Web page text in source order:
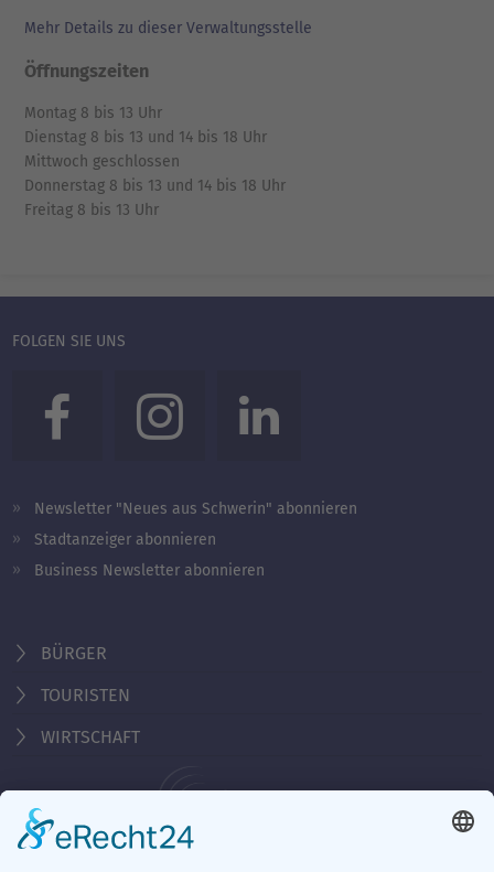
Mehr Details zu dieser Verwaltungsstelle
Öffnungszeiten
Montag 8 bis 13 Uhr
Dienstag 8 bis 13 und 14 bis 18 Uhr
Mittwoch geschlossen
Donnerstag 8 bis 13 und 14 bis 18 Uhr
Freitag 8 bis 13 Uhr
FOLGEN SIE UNS
Newsletter "Neues aus Schwerin" abonnieren
Stadtanzeiger abonnieren
Business Newsletter abonnieren
BÜRGER
TOURISTEN
WIRTSCHAFT
Behördennummer 115